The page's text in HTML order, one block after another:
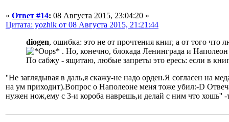
« Ответ #14: 08 Августа 2015, 23:04:20 »
Цитата: yozhik от 08 Августа 2015, 21:21:44
diogen, ошибка: это не от прочтения книг, а от того
. Но, конечно, блокада Ленинграда и Наполеон
По сабжу - ящитаю, любые запреты это ересь: если в
''Не заглядывая в даль,я скажу-не надо орден.Я согласен
на ум приходит).Вопрос о Наполеоне меня тоже убил:-D
нужен нож,ему с 3-и короба наврешь,и делай с ним что хошь''